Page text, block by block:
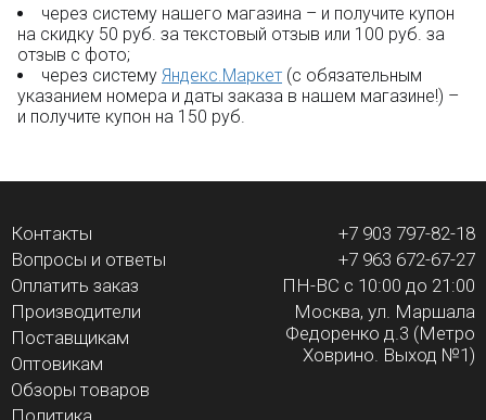
через систему нашего магазина – и получите купон
на скидку 50 руб. за текстовый отзыв или 100 руб. за
отзыв с фото;
через систему Яндекс.Маркет (с обязательным
указанием номера и даты заказа в нашем магазине!) –
и получите купон на 150 руб.
Контакты
Вопросы и ответы
Оплатить заказ
Производители
Поставщикам
Оптовикам
Обзоры товаров
+7 903 797-82-18
+7 963 672-67-27
ПН-ВС с 10:00 до 21:00
Москва, ул. Маршала
Федоренко д.3 (Метро
Ховрино. Выход №1)